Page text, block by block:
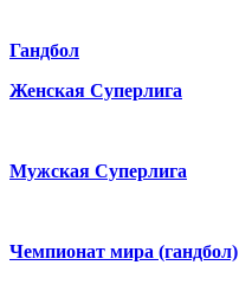
Гандбол
Женская Суперлига
Мужская Суперлига
Чемпионат мира (гандбол)